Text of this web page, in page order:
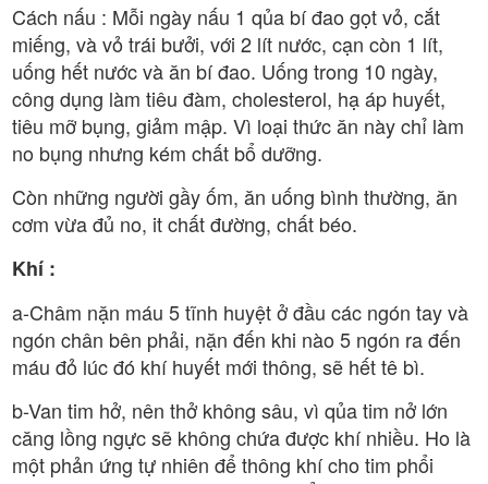
Cách nấu : Mỗi ngày nấu 1 qủa bí đao gọt vỏ, cắt
miếng, và vỏ trái bưởi, với 2 lít nước, cạn còn 1 lít,
uống hết nước và ăn bí đao. Uống trong 10 ngày,
công dụng làm tiêu đàm, cholesterol, hạ áp huyết,
tiêu mỡ bụng, giảm mập. Vì loại thức ăn này chỉ làm
no bụng nhưng kém chất bổ dưỡng.
Còn những người gầy ốm, ăn uống bình thường, ăn
cơm vừa đủ no, it chất đường, chất béo.
Khí :
a-Châm nặn máu 5 tĩnh huyệt ở đầu các ngón tay và
ngón chân bên phải, nặn đến khi nào 5 ngón ra đến
máu đỏ lúc đó khí huyết mới thông, sẽ hết tê bì.
b-Van tim hở, nên thở không sâu, vì qủa tim nở lớn
căng lồng ngực sẽ không chứa được khí nhiều. Ho là
một phản ứng tự nhiên để thông khí cho tim phổi